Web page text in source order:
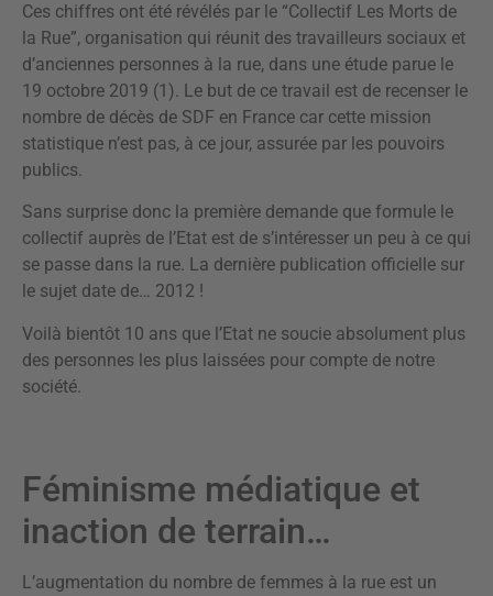
Ces chiffres ont été révélés par le “Collectif Les Morts de
la Rue”, organisation qui réunit des travailleurs sociaux et
d’anciennes personnes à la rue, dans une étude parue le
19 octobre 2019 (1). Le but de ce travail est de recenser le
nombre de décès de SDF en France car cette mission
statistique n’est pas, à ce jour, assurée par les pouvoirs
publics.
Sans surprise donc la première demande que formule le
collectif auprès de l’Etat est de s’intéresser un peu à ce qui
se passe dans la rue. La dernière publication officielle sur
le sujet date de… 2012 !
Voilà bientôt 10 ans que l’Etat ne soucie absolument plus
des personnes les plus laissées pour compte de notre
société.
Féminisme médiatique et
inaction de terrain…
L’augmentation du nombre de femmes à la rue est un